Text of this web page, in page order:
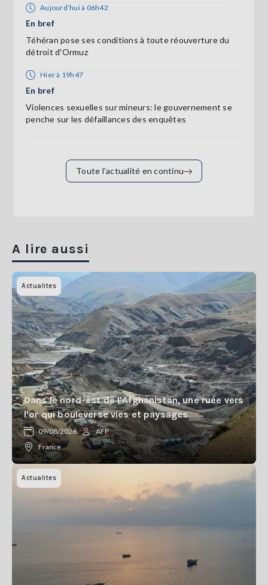
Aujourd’hui à 06h42
En bref
Téhéran pose ses conditions à toute réouverture du
détroit d'Ormuz
Hier à 19h47
En bref
Violences sexuelles sur mineurs: le gouvernement se
penche sur les défaillances des enquêtes
Toute l’actualité en continu
A lire aussi
Actualites
Dans le nord-est de l'Afghanistan, une ruée vers
l'or qui bouleverse vies et paysages
09/08/2026
AFP
France
Actualites